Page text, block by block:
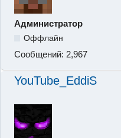
Администратор
Оффлайн
Сообщений: 2,967
YouTube_EddiS